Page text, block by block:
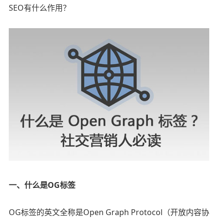
SEO有什么作用？
一、什么是OG标签
OG标签的英文全称是Open Graph Protocol（开放内容协